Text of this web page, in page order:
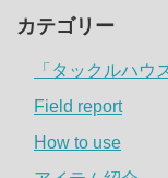
カテゴリー
「タックルハウ
Field report
How to use